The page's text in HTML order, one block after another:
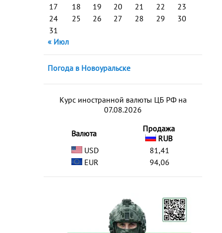
17
18 19 20 21 22
23
24
25 26 27 28 29
30
31
« Июл
Погода в Новоуральске
Курс иностранной валюты ЦБ РФ на
07.08.2026
Валюта
Продажа
RUB
USD
81,41
EUR
94,06